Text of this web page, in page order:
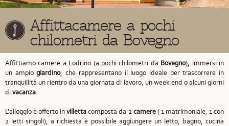
Affittacamere a pochi
chilometri da Bovegno
Affittiamo camere a Lodrino (a pochi chilometri da Bovegno), immersi in
un ampiogiardino, che rappresentano il luogo ideale per trascorrere in
tranquillità un rientro da una giornata di lavoro, un week end o alcuni giorni
divacanza.
L'alloggio è offerto invillettacomposta da 2camere( 1 matrimoniale, 1 con
2 letti singoli), a richiesta è possibile aggiungere un letto, bagno, cucina